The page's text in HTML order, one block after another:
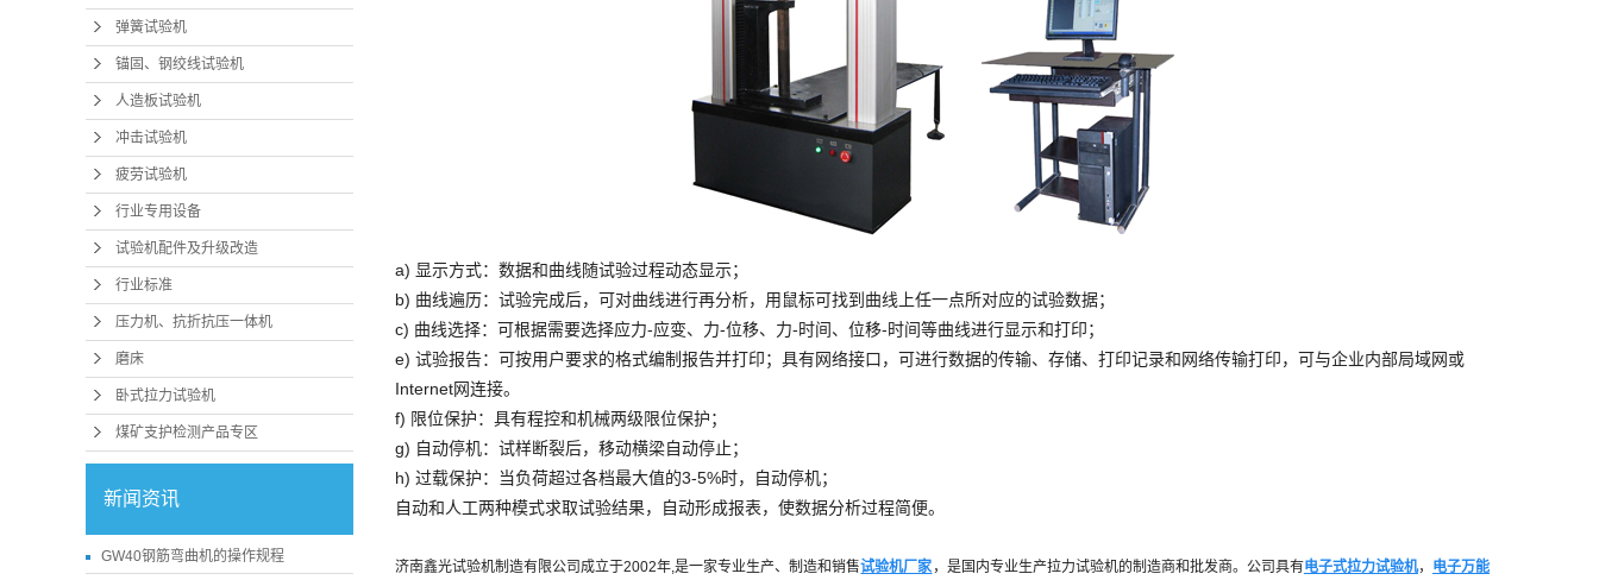
弹簧试验机
锚固、钢绞线试验机
人造板试验机
冲击试验机
疲劳试验机
行业专用设备
试验机配件及升级改造
行业标准
压力机、抗折抗压一体机
磨床
卧式拉力试验机
煤矿支护检测产品专区
新闻资讯
GW40钢筋弯曲机的操作规程
a) 显示方式：数据和曲线随试验过程动态显示；
b) 曲线遍历：试验完成后，可对曲线进行再分析，用鼠标可找到曲线上任一点所对应的试验数据；
c) 曲线选择：可根据需要选择应力-应变、力-位移、力-时间、位移-时间等曲线进行显示和打印；
e) 试验报告：可按用户要求的格式编制报告并打印；具有网络接口，可进行数据的传输、存储、打印记录和网络传输打印，可与企业内部局域网或
Internet网连接。
f) 限位保护：具有程控和机械两级限位保护；
g) 自动停机：试样断裂后，移动横梁自动停止；
h) 过载保护：当负荷超过各档最大值的3-5%时，自动停机；
自动和人工两种模式求取试验结果，自动形成报表，使数据分析过程简便。
济南鑫光试验机制造有限公司成立于2002年,是一家专业生产、制造和销售试验机厂家 ，是国内专业生产拉力试验机的制造商和批发商。公司具有电子式拉力试验机， 电子万能